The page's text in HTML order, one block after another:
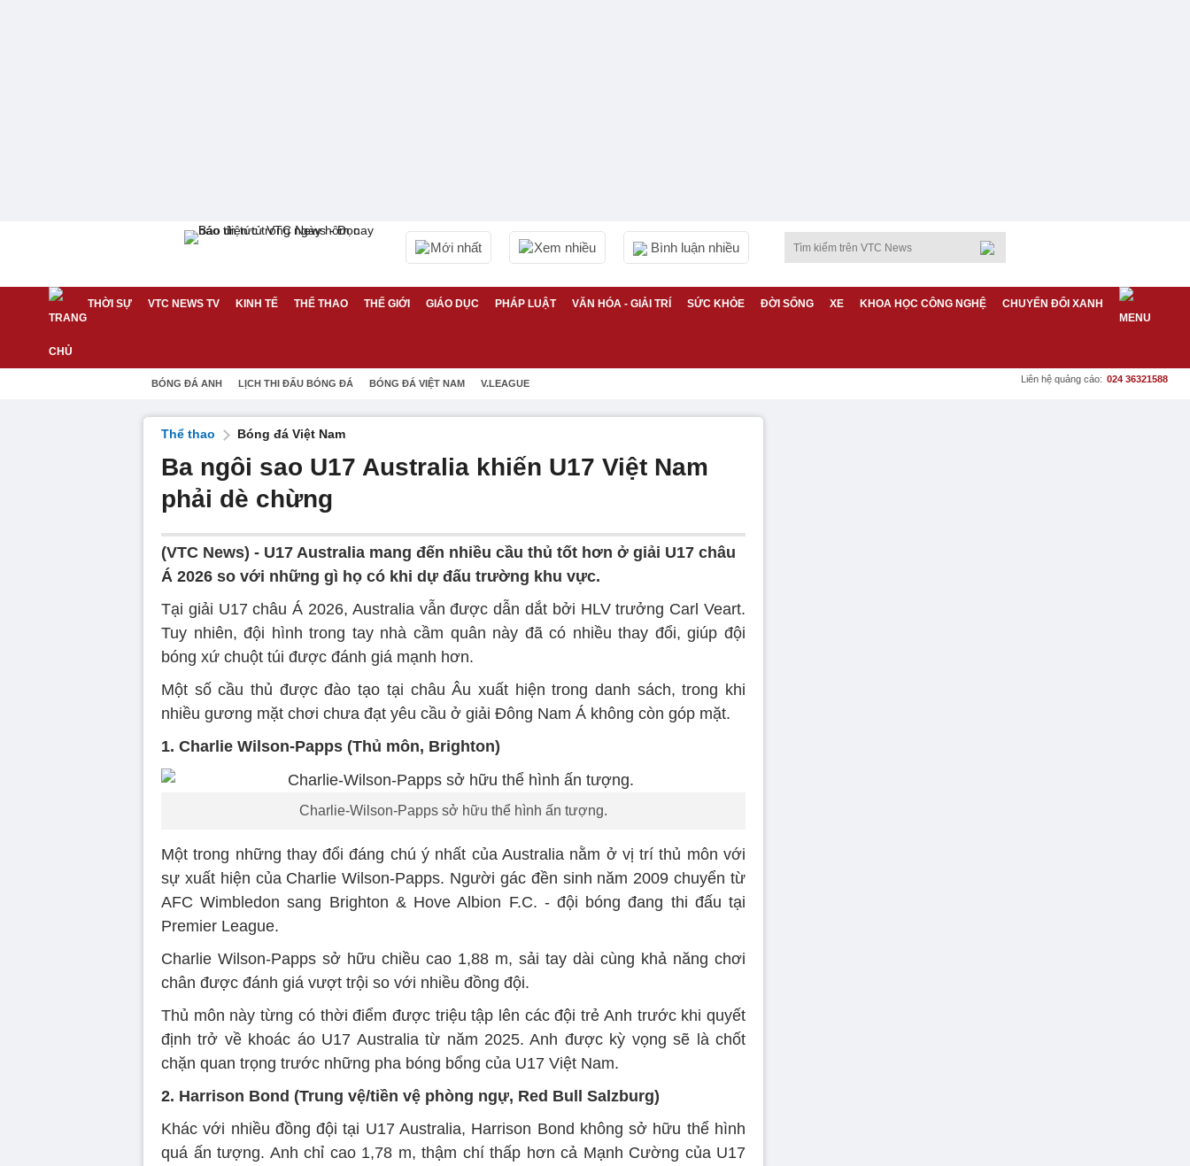
Mới nhất Xem nhiều Bình luận nhiều
THỜI SỰ VTC NEWS TV KINH TẾ THỂ THAO THẾ GIỚI GIÁO DỤC PHÁP LUẬT VĂN HÓA - GIẢI TRÍ SỨC KHỎE ĐỜI SỐNG XE KHOA HỌC CÔNG NGHỆ CHUYỂN ĐỔI XANH
BÓNG ĐÁ ANH LỊCH THI ĐẤU BÓNG ĐÁ BÓNG ĐÁ VIỆT NAM V.LEAGUE Liên hệ quảng cáo: 024 36321588
Thể thao Bóng đá Việt Nam
Ba ngôi sao U17 Australia khiến U17 Việt Nam
phải dè chừng
(VTC News) - U17 Australia mang đến nhiều cầu thủ tốt hơn ở giải U17 châu
Á 2026 so với những gì họ có khi dự đấu trường khu vực.
Tại giải U17 châu Á 2026, Australia vẫn được dẫn dắt bởi HLV trưởng Carl Veart.
Tuy nhiên, đội hình trong tay nhà cầm quân này đã có nhiều thay đổi, giúp đội
bóng xứ chuột túi được đánh giá mạnh hơn.
Một số cầu thủ được đào tạo tại châu Âu xuất hiện trong danh sách, trong khi
nhiều gương mặt chơi chưa đạt yêu cầu ở giải Đông Nam Á không còn góp mặt.
1. Charlie Wilson-Papps (Thủ môn, Brighton)
Charlie-Wilson-Papps sở hữu thể hình ấn tượng.
Một trong những thay đổi đáng chú ý nhất của Australia nằm ở vị trí thủ môn với
sự xuất hiện của Charlie Wilson-Papps. Người gác đền sinh năm 2009 chuyển từ
AFC Wimbledon sang Brighton & Hove Albion F.C. - đội bóng đang thi đấu tại
Premier League.
Charlie Wilson-Papps sở hữu chiều cao 1,88 m, sải tay dài cùng khả năng chơi
chân được đánh giá vượt trội so với nhiều đồng đội.
Thủ môn này từng có thời điểm được triệu tập lên các đội trẻ Anh trước khi quyết
định trở về khoác áo U17 Australia từ năm 2025. Anh được kỳ vọng sẽ là chốt
chặn quan trọng trước những pha bóng bổng của U17 Việt Nam.
2. Harrison Bond (Trung vệ/tiền vệ phòng ngự, Red Bull Salzburg)
Khác với nhiều đồng đội tại U17 Australia, Harrison Bond không sở hữu thể hình
quá ấn tượng. Anh chỉ cao 1,78 m, thậm chí thấp hơn cả Mạnh Cường của U17